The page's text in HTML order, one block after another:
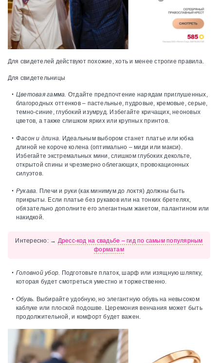
Для свидетелей действуют похожие, хоть и менее строгие правила.
Для свидетельницы
Цветовая гамма. Отдайте предпочтение нарядам приглушенных,
благородных оттенков – пастельные, пудровые, кремовые, серые,
темно-синие, глубокий изумруд. Избегайте кричащих, неоновых
цветов, а также слишком ярких или крупных принтов.
Фасон и длина.
Идеальным выбором станет платье или юбка
длиной не короче колена (оптимально – миди или макси).
Избегайте экстремальных мини, слишком глубоких декольте,
открытой спины и чрезмерно облегающих, провокационных
силуэтов.
Рукава.
Плечи и руки (как минимум до локтя) должны быть
прикрыты. Если платье без рукавов или на тонких бретелях,
обязательно дополните его элегантным жакетом, палантином или
накидкой.
Интересно:→ Дресс-код на свадьбе – гид по самым популярным
форматам
Головной убор. Подготовьте платок, шарф или изящную шляпку,
которая будет смотреться уместно и торжественно.
Обувь. Выбирайте удобную, но элегантную обувь на невысоком
каблуке или плоской подошве. Церемония венчания может быть
продолжительной, и комфорт будет важен.